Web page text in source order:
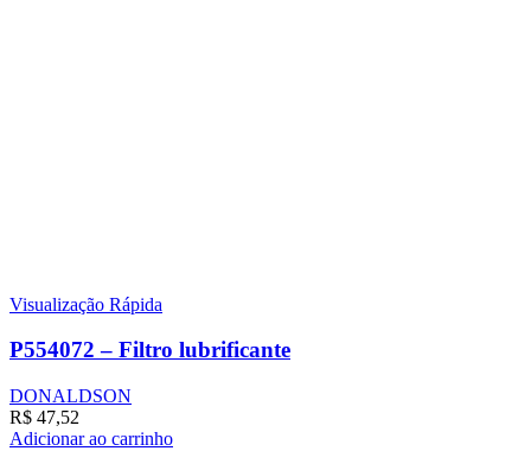
Visualização Rápida
P554072 – Filtro lubrificante
DONALDSON
R$ 47,52
Adicionar ao carrinho